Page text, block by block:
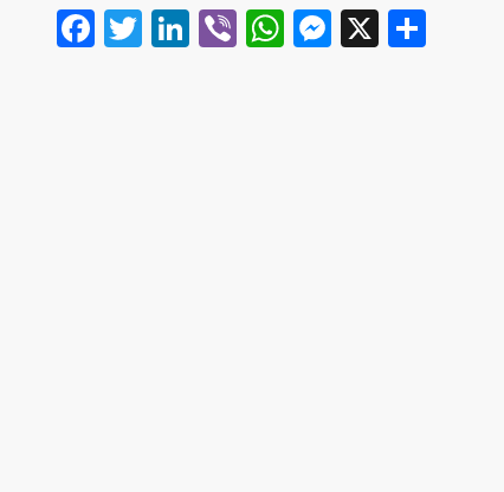
Facebook
Twitter
LinkedIn
ViberWhatsApp
Messenger
X